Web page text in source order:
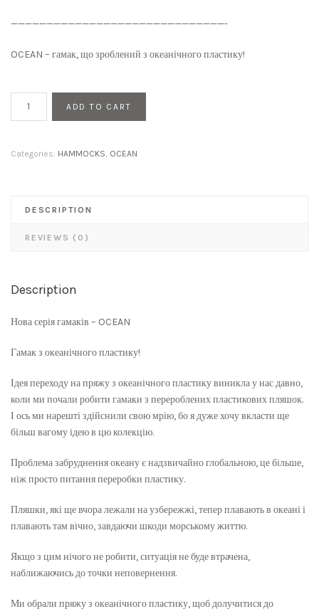
——————————————————————————————-
OCEAN – гамак, що зроблений з океанічного пластику!
ADD TO CART
Categories: HAMMOCKS OCEAN
DESCRIPTION
REVIEWS (0)
Description
Нова серія гамаків – OCEAN
Гамак з океанічного пластику!
Ідея переходу на пряжу з океанічного пластику виникла у нас давно,
коли ми почали робити гамаки з перероблених пластикових пляшок.
І ось ми нарешті здійснили свою мрію, бо я дуже хочу вкласти ще
більш вагому ідею в цю колекцію.
Проблема забруднення океану є надзвичайно глобальною, це більше,
ніж просто питання переробки пластику.
Пляшки, які ще вчора лежали на узбережжі, тепер плавають в океані і
плавають там вічно, завдаючи шкоди морському життю.
Якщо з цим нічого не робити, ситуація не буде втрачена,
наближаючись до точки неповернення.
Ми обрали пряжу з океанічного пластику, щоб долучитися до